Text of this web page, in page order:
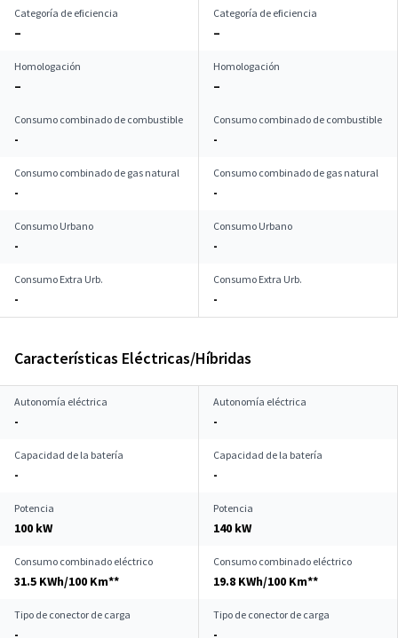
Categoría de eficiencia
–
Categoría de eficiencia
–
Homologación
–
Homologación
–
Consumo combinado de combustible
-
Consumo combinado de combustible
-
Consumo combinado de gas natural
-
Consumo combinado de gas natural
-
Consumo Urbano
-
Consumo Urbano
-
Consumo Extra Urb.
-
Consumo Extra Urb.
-
Características Eléctricas/Híbridas
Autonomía eléctrica
-
Autonomía eléctrica
-
Capacidad de la batería
-
Capacidad de la batería
-
Potencia
100 kW
Potencia
140 kW
Consumo combinado eléctrico
31.5 KWh/100 Km**
Consumo combinado eléctrico
19.8 KWh/100 Km**
Tipo de conector de carga
-
Tipo de conector de carga
-